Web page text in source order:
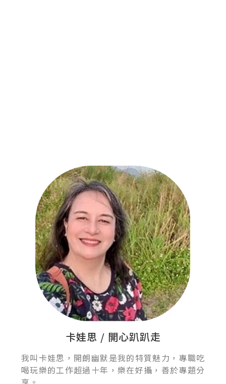
卡娃思 / 開心趴趴走
我叫卡娃思，開朗幽默是我的特質魅力，專職吃
喝玩樂的工作超過十年，樂在好攝，善於專題分